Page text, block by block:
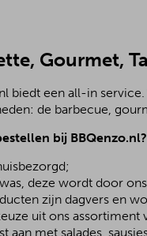
Gourmet,
biedt een all-in
de barbecue,
bij BBQenzo.nl?
deze wordt door
zijn dagvers en
uit ons
aan met salades,